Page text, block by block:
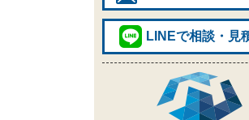
LINEで相談・見